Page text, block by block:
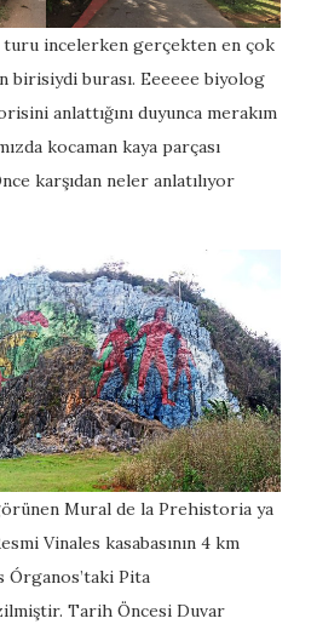
turu incelerken gerçekten en çok
burası. Eeeeee biyolog
anlattığını duyunca merakım
kocaman kaya parçası
karşıdan neler anlatılıyor
Mural de la Prehistoria ya
Vinales kasabasının 4 km
Órganos’taki Pita
Tarih Öncesi Duvar